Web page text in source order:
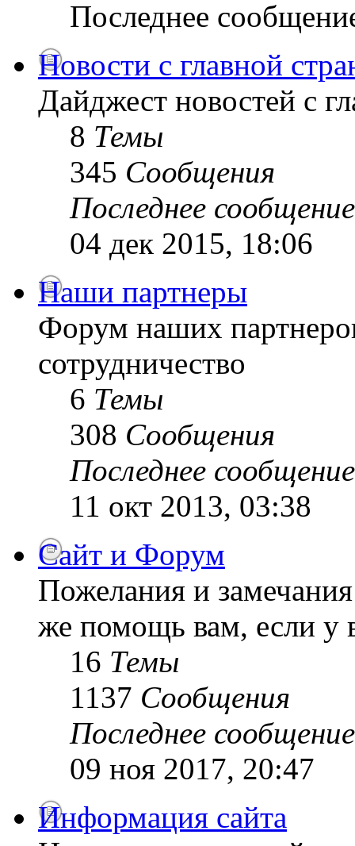
Последнее
Новости с главной
Дайджест новостей с
8 Темы
345 Сообщения
Последнее сообщение
04 дек 2015, 18:06
Наши партнеры
Форум наших
сотрудничество
6 Темы
308 Сообщения
Последнее сообщение
11 окт 2013, 03:38
Сайт и Форум
Пожелания и
же помощь вам, если у
16 Темы
1137 Сообщения
Последнее сообщение
09 ноя 2017, 20:47
Информация сайта